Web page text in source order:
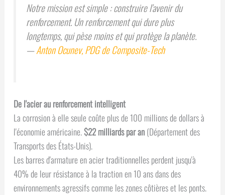
Notre mission est simple : construire l'avenir du
renforcement. Un renforcement qui dure plus
longtemps, qui pèse moins et qui protège la planète.
—Anton Ocunev, PDG de Composite-Tech
De l'acier au renforcement intelligent
La corrosion à elle seule coûte plus de 100 millions de dollars à
l'économie américaine.$22 milliards par an(Département des
Transports des États-Unis).
Les barres d'armature en acier traditionnelles perdent jusqu'à
40% de leur résistance à la traction en 10 ans dans des
environnements agressifs comme les zones côtières et les ponts.